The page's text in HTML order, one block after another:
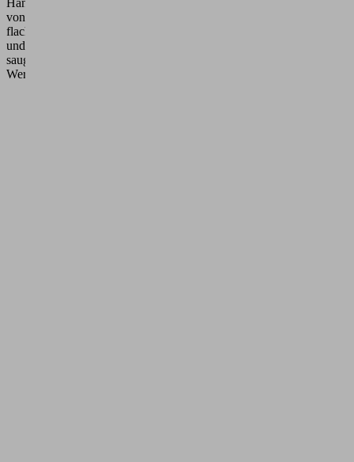
von
flachen
und
saugdichten
Werkstücken.